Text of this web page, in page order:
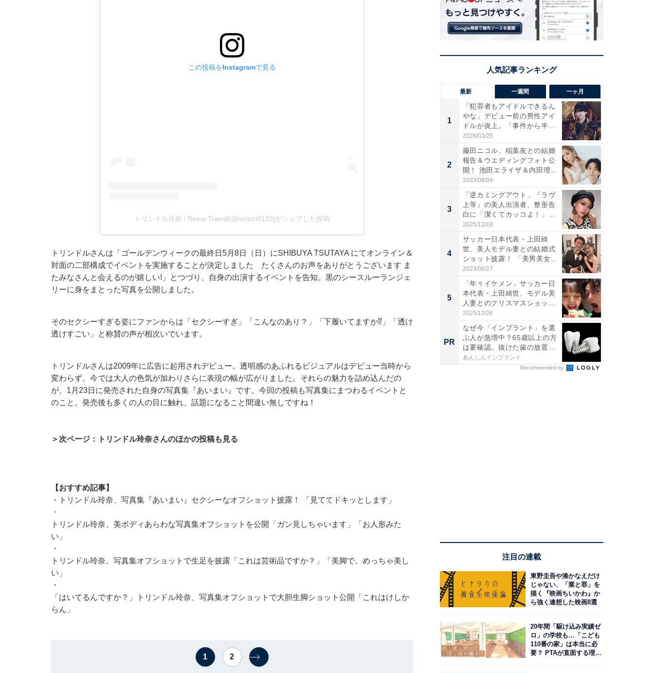
この投稿をInstagramで見る
トリンドル玲奈 / Reina Triendl(@toritori0123)がシェアした投稿
トリンドルさんは「ゴールデンウィークの最終日5月8日（日）にSHIBUYA TSUTAYA にてオンライン＆
対面の二部構成でイベントを実施することが決定しました たくさんのお声をありがとうございます ま
たみなさんと会えるのが嬉しい!」とつづり、自身の出演するイベントを告知。黒のシースルーランジェ
リーに身をまとった写真を公開しました。
そのセクシーすぎる姿にファンからは「セクシーすぎ」「こんなのあり？」「下履いてますか⁉」「透け
透けすごい」と称賛の声が相次いでいます。
トリンドルさんは2009年に広告に起用されデビュー。透明感のあふれるビジュアルはデビュー当時から
変わらず、今では大人の色気が加わりさらに表現の幅が広がりました。それらの魅力を詰め込んだの
が、1月23日に発売された自身の写真集『あいまい』です。今回の投稿も写真集にまつわるイベントと
のこと。発売後も多くの人の目に触れ、話題になること間違い無しですね！
＞次ページ：トリンドル玲奈さんのほかの投稿も見る
【おすすめ記事】
・
トリンドル玲奈、写真集『あいまい』セクシーなオフショット披露！ 「見ててドキッとします」
・
トリンドル玲奈、美ボディあらわな写真集オフショットを公開「ガン見しちゃいます」「お人形みた
い」
・
トリンドル玲奈、写真集オフショットで生足を披露「これは芸術品ですか？」「美脚で、めっちゃ美し
い」
・
「はいてるんですか？」トリンドル玲奈、写真集オフショットで大胆生脚ショット公開「これはけしか
らん」
1 2
最新 一週間 一ヶ月
1
「犯罪者もアイドルできるん
やな」デビュー前の男性アイ
ドルが炎上。「事件から半年
も...
2026/03/25
2
藤田ニコル、稲葉友との結婚
報告＆ウエディングフォト公
開！ 池田エライザ＆内田理
央...
2023/08/04
3
「逆カミングアウト」『ラヴ
上等』の美人出演者、整形告
白に「潔くてカッコよ！」
「好...
2025/12/18
4
サッカー日本代表・上田綺
世、美人モデル妻との結婚式
ショット披露！ 「美男美女」
「...
2023/06/27
5
「年々イケメン」サッカー日
本代表・上田綺世、モデル美
人妻とのクリスマスショット
に...
2025/12/26
PR
なぜ今「インプラント」を選
ぶ人が急増中？65歳以上の方
は要確認。抜けた歯の放置
は...
あんしんインプラント
Recommended by
注目の連載
東野圭吾や湊かなえだけ
じゃない、「業と罪」を
描く『映画ちいかわ』か
ら強く連想した映画8選
20年間「駆け込み実績ゼ
ロ」の学校も…「こども
110番の家」は本当に必
要？ PTAが直面する理想